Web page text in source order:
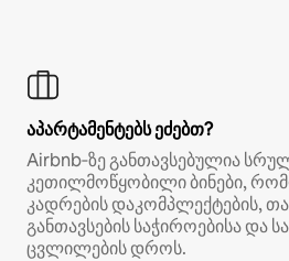
აპარტამენტებს ეძებთ?
Airbnb‑ზე განთავსებულია
კეთილმოწყობილი ბინები,
კადრების დაკომპლექტების,
განთავსების საჭიროებისა და
ცვლილების დროს.